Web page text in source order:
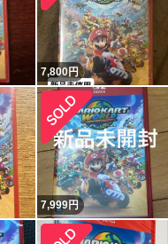
7,800円
7,999円